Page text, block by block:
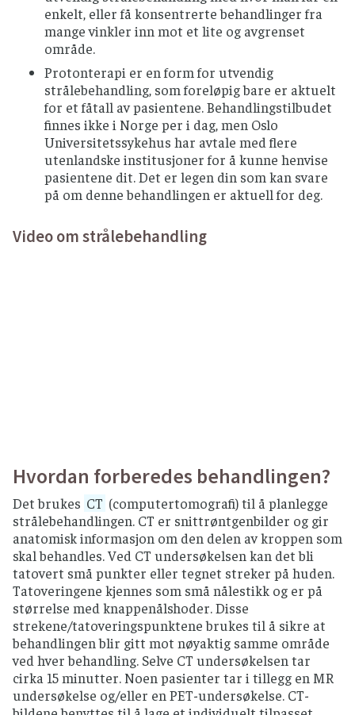
enkelt, eller få konsentrerte behandlinger fra
mange vinkler inn mot et lite og avgrenset
område.
Protonterapi er en form for utvendig
strålebehandling, som foreløpig bare er aktuelt
for et fåtall av pasientene. Behandlingstilbudet
finnes ikke i Norge per i dag, men Oslo
Universitetssykehus har avtale med flere
utenlandske institusjoner for å kunne henvise
pasientene dit. Det er legen din som kan svare
på om denne behandlingen er aktuell for deg.
Video om strålebehandling
Hvordan forberedes behandlingen?
Det brukes CT (computertomografi) til å planlegge
strålebehandlingen. CT er snittrøntgenbilder og gir
anatomisk informasjon om den delen av kroppen som
skal behandles. Ved CT undersøkelsen kan det bli
tatovert små punkter eller tegnet streker på huden.
Tatoveringene kjennes som små nålestikk og er på
størrelse med knappenålshoder. Disse
strekene/tatoveringspunktene brukes til å sikre at
behandlingen blir gitt mot nøyaktig samme område
ved hver behandling. Selve CT undersøkelsen tar
cirka 15 minutter. Noen pasienter tar i tillegg en MR
undersøkelse og/eller en PET-undersøkelse. CT-